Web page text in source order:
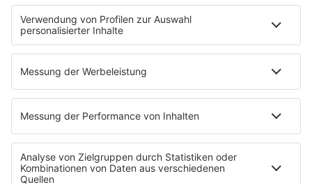
HOME
INFOS
Kontakt
Newsletter
Jobs & Praktika
Pressekontakt
Pressemeldungen
WERBUNG
Mediadaten und Preisliste